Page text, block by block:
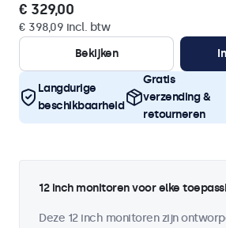
€ 329,00
€ 398,09 incl. btw
Bekijken
Langdurige
beschikbaarheid
Gratis
verzending &
retourneren
12 inch monitoren voor elke
Deze 12 inch monitoren zijn